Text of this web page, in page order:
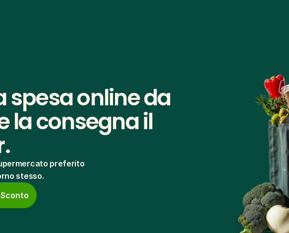
spesa online da
la consegna il
preferito
stesso.